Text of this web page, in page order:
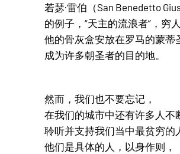
若瑟·雷伯（San Benedetto
的例子，“天主的流浪者”，穷
他的骨灰盒安放在罗马的蒙蒂
成为许多朝圣者的目的地。
然而，我们也不要忘记，
在我们的城市中还有许多人不
聆听并支持我们当中最贫穷的
他们是具体的人，以身作则，